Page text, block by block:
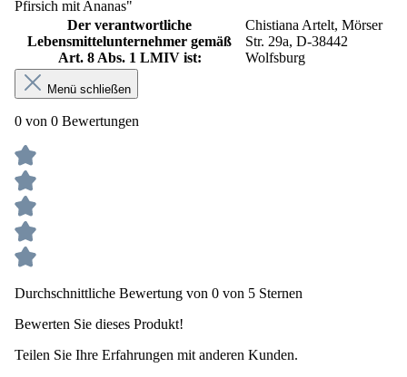
Pfirsich mit Ananas"
Der verantwortliche
Lebensmittelunternehmer gemäß
Art. 8 Abs. 1 LMIV ist:
Chistiana Artelt, Mörser
Str. 29a, D-38442
Wolfsburg
Menü schließen
0 von 0 Bewertungen
Durchschnittliche Bewertung von 0 von 5 Sternen
Bewerten Sie dieses Produkt!
Teilen Sie Ihre Erfahrungen mit anderen Kunden.